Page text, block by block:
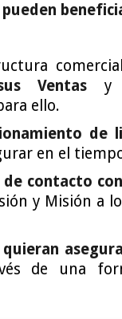
Ventas y
ello.
de
en el
contacto
y Misión a
quieran
de una